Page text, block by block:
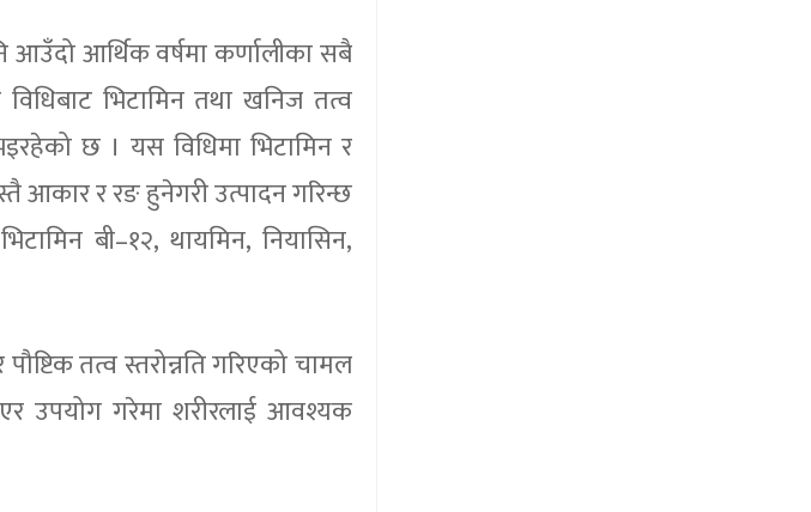
आउँदो आर्थिक वर्षमा कर्णालीका सबै
भिटामिन तथा खनिज तत्व
छ । यस विधिमा भिटामिन र
आकार र रङ हुनेगरी उत्पादन गरिन्छ
बी–१२, थायमिन, नियासिन,
तत्व स्तरोन्नति गरिएको चामल
उपयोग गरेमा शरीरलाई आवश्यक